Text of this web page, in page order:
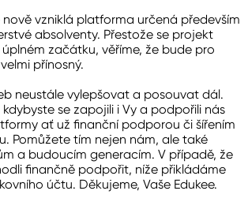
nově vzniklá platforma určená především
absolventy. Přestože se projekt
začátku, věříme, že bude pro
přínosný.
neustále vylepšovat a posouvat dál.
se zapojili i Vy a podpořili nás
ať už finanční podporou či šířením
Pomůžete tím nejen nám, ale také
a budoucím generacím. V případě, že
finančně podpořit, níže přikládáme
účtu. Děkujeme, Vaše Edukee.